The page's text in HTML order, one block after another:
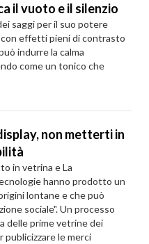
il vuoto e il silenzio
saggi per il suo potere
con effetti pieni di contrasto
indurre la calma
come un tonico che
non metterti in
in vetrina e La
hanno prodotto un
lontane e che può
sociale". Un processo
delle prime vetrine dei
le merci